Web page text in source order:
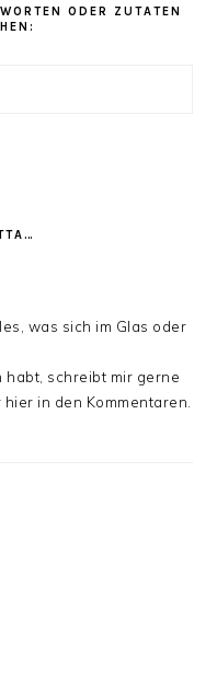
ODER ZUTATEN
was sich im Glas oder
habt, schreibt mir gerne
in den Kommentaren.